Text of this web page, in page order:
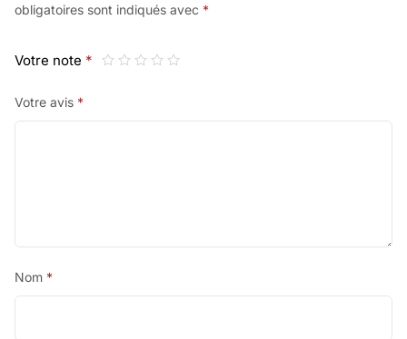
obligatoires sont indiqués avec *
Votre note *
Votre avis *
Nom *